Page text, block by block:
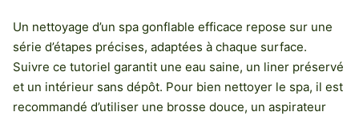
Un nettoyage d’un spa gonflable efficace repose sur une
série d’étapes précises, adaptées à chaque surface.
Suivre ce tutoriel garantit une eau saine, un liner préservé
et un intérieur sans dépôt. Pour bien nettoyer le spa, il est
recommandé d’utiliser une brosse douce, un aspirateur